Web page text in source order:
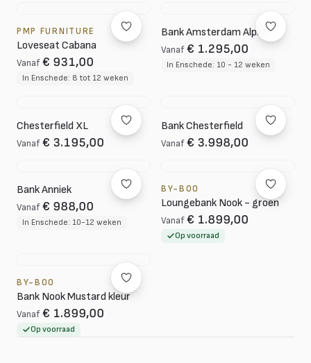
PMP FURNITURE
Loveseat Cabana
Vanaf € 931,00
In Enschede: 8 tot 12 weken
Bank Amsterdam Alpine
Vanaf € 1.295,00
In Enschede: 10 - 12 weken
Chesterfield XL
Vanaf € 3.195,00
Bank Chesterfield
Vanaf € 3.998,00
Bank Anniek
Vanaf € 988,00
In Enschede: 10-12 weken
BY-BOO
Loungebank Nook - groen
Vanaf € 1.899,00
Op voorraad
BY-BOO
Bank Nook Mustard kleur
Vanaf € 1.899,00
Op voorraad